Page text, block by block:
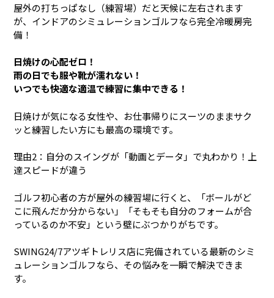
屋外の打ちっぱなし（練習場）だと天候に左右されます
が、インドアのシミュレーションゴルフなら完全冷暖房完
備！
日焼けの心配ゼロ！
雨の日でも服や靴が濡れない！
いつでも快適な適温で練習に集中できる！
日焼けが気になる女性や、お仕事帰りにスーツのままサク
ッと練習したい方にも最高の環境です。
理由2：自分のスイングが「動画とデータ」で丸わかり！上
達スピードが違う
ゴルフ初心者の方が屋外の練習場に行くと、「ボールがど
こに飛んだか分からない」「そもそも自分のフォームが合
っているのか不安」という壁にぶつかりがちです。
SWING24/7アツギトレリス店に完備されている最新のシミ
ュレーションゴルフなら、その悩みを一瞬で解決できま
す。